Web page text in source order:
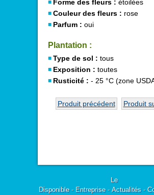
Forme des fleurs : étoilées
Couleur des fleurs : rose
Parfum : oui
Plantation :
Type de sol : tous
Exposition : toutes
Rusticité : - 25 °C (zone
Produit précédent Produit
Le
Disponible- Entreprise- Actualités -